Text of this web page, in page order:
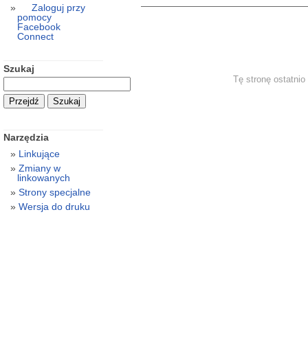
Zaloguj przy
pomocy
Facebook
Connect
Szukaj
Narzędzia
Linkujące
Zmiany w
linkowanych
Strony specjalne
Wersja do druku
Tę stronę